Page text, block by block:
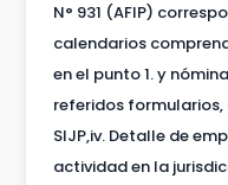
N° 931 (AFIP)
calendarios
en el punto 1. y
referidos formularios,
SIJP,iv. Detalle de
actividad en la